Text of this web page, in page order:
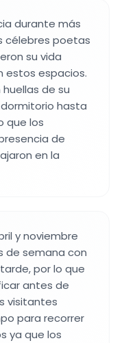
durante más
célebres poetas
su vida
estos espacios.
de su
hasta
que los
de
en la
y noviembre
de semana con
por lo que
antes de
visitantes
para recorrer
ya que los